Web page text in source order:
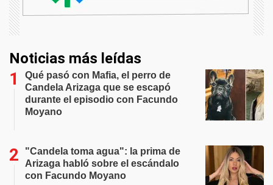
Noticias más leídas
Qué pasó con Mafia, el perro de
Candela Arizaga que se escapó
durante el episodio con Facundo
Moyano
"Candela toma agua": la prima de
Arizaga habló sobre el escándalo
con Facundo Moyano